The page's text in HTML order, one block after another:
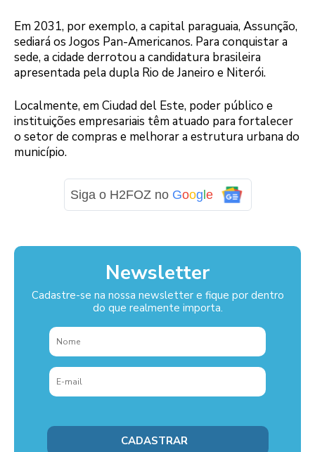
Em 2031, por exemplo, a capital paraguaia, Assunção,
sediará os Jogos Pan-Americanos. Para conquistar a
sede, a cidade derrotou a candidatura brasileira
apresentada pela dupla Rio de Janeiro e Niterói.
Localmente, em Ciudad del Este, poder público e
instituições empresariais têm atuado para fortalecer
o setor de compras e melhorar a estrutura urbana do
município.
Siga o H2FOZ no Google
Newsletter
Cadastre-se na nossa newsletter e fique por dentro
do que realmente importa.